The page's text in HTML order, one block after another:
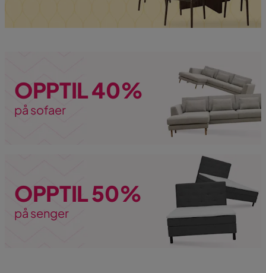
OPPTIL 40%
på sofaer
OPPTIL 50%
på senger